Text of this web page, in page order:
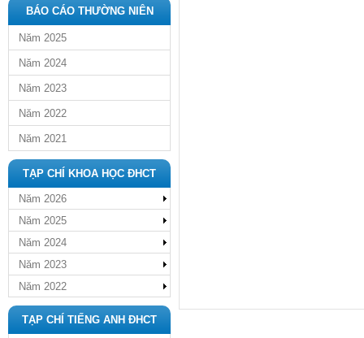
BÁO CÁO THƯỜNG NIÊN
Năm 2025
Năm 2024
Năm 2023
Năm 2022
Năm 2021
TẠP CHÍ KHOA HỌC ĐHCT
Năm 2026
Năm 2025
Năm 2024
Năm 2023
Năm 2022
TẠP CHÍ TIẾNG ANH ĐHCT